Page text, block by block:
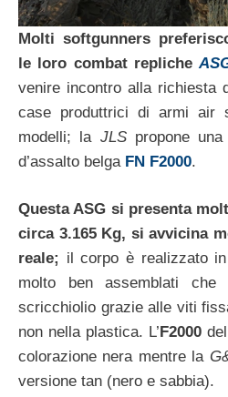
Molti softgunners
le loro combat repliche
venire incontro alla richiesta
case produttrici di armi air
modelli; la JLSpropone
d’assalto belga FN F2000.
Questa ASG si presenta
circa 3.165 Kg, si avvicina
reale; il corpo è realizzato
molto ben assemblati che
scricchiolio grazie alle viti
non nella plastica. L’ F2000
colorazione nera mentre la
versione tan (nero e sabbia).